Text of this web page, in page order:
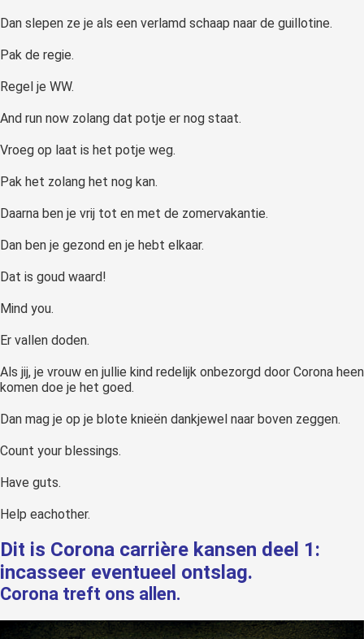
Dan slepen ze je als een verlamd schaap naar de guillotine.
Pak de regie.
Regel je WW.
And run now zolang dat potje er nog staat.
Vroeg op laat is het potje weg.
Pak het zolang het nog kan.
Daarna ben je vrij tot en met de zomervakantie.
Dan ben je gezond en je hebt elkaar.
Dat is goud waard!
Mind you.
Er vallen doden.
Als jij, je vrouw en jullie kind redelijk onbezorgd door Corona heen
komen doe je het goed.
Dan mag je op je blote knieën dankjewel naar boven zeggen.
Count your blessings.
Have guts.
Help eachother.
Dit is Corona carrière kansen deel 1:
incasseer eventueel ontslag.
Corona treft ons allen.